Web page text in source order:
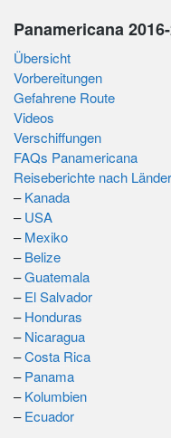
Panamericana
Übersicht
Vorbereitungen
Gefahrene Route
Videos
Verschiffungen
FAQs Panamericana
Reiseberichte nach
–Kanada
–USA
–Mexiko
–Belize
–Guatemala
–El Salvador
–Honduras
–Nicaragua
–Costa Rica
–Panama
–Kolumbien
–Ecuador